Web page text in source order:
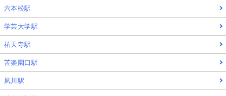
六本松駅
学芸大学駅
祐天寺駅
苦楽園口駅
夙川駅